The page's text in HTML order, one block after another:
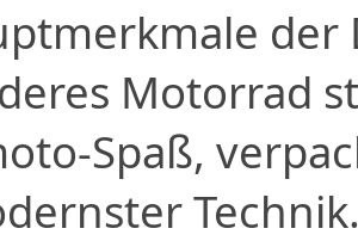
der
Motorrad
Spaß,